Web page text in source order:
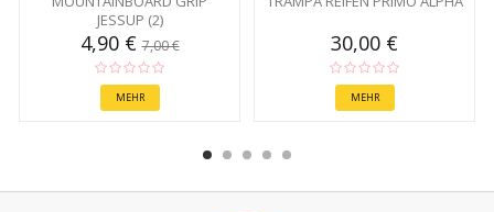
JESSUP (2)
4,90 €7,00 €
MEHR
30,00 €
MEHR